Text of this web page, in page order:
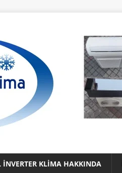
İNVERTER KLIMA HAKKINDA